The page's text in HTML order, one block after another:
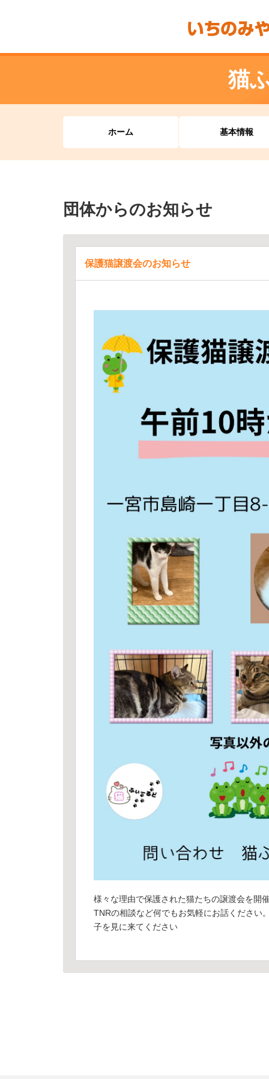
猫
ホーム 基本情報
団体からのお知らせ
保護猫譲渡会のお知らせ
様々な理由で保護された猫たちの譲渡会を開
TNRの相談など何でもお気軽にお話ください
子を見に来てください